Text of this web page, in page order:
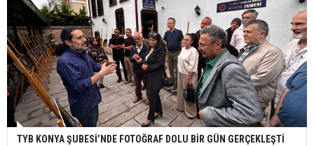
TYB KONYA ŞUBESİ’NDE FOTOĞRAF DOLU BİR GÜN GERÇEKLEŞTİ